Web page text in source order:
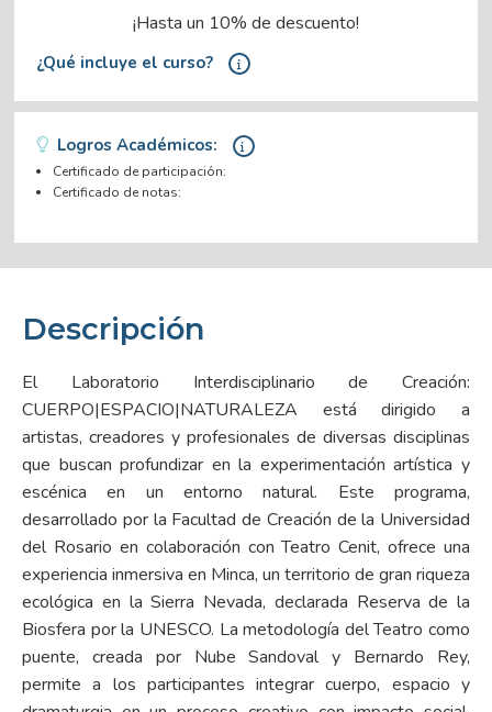
¡Hasta un 10% de descuento!
¿Qué incluye el curso?
Logros Académicos:
Certificado de participación:
Certificado de notas:
Descripción
El Laboratorio Interdisciplinario de Creación:
CUERPO|ESPACIO|NATURALEZA está dirigido a
artistas, creadores y profesionales de diversas disciplinas
que buscan profundizar en la experimentación artística y
escénica en un entorno natural. Este programa,
desarrollado por la Facultad de Creación de la Universidad
del Rosario en colaboración con Teatro Cenit, ofrece una
experiencia inmersiva en Minca, un territorio de gran riqueza
ecológica en la Sierra Nevada, declarada Reserva de la
Biosfera por la UNESCO. La metodología del Teatro como
puente, creada por Nube Sandoval y Bernardo Rey,
permite a los participantes integrar cuerpo, espacio y